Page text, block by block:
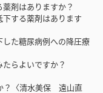
はありますか？
る薬剤はあります
糖尿病例への降圧療
らよいですか？
？〈清水美保 遠山直